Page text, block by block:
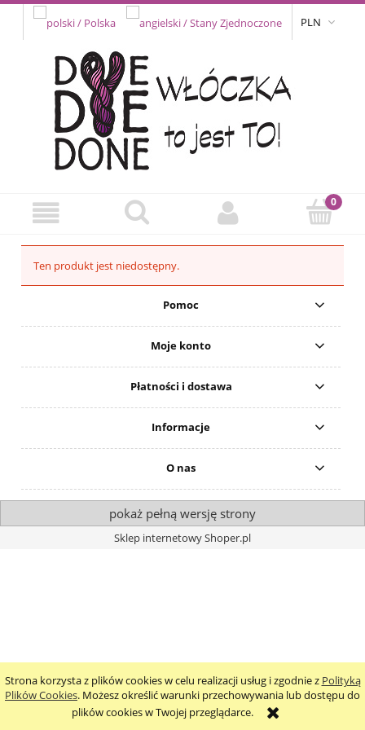
Strona korzysta z plików cookies w celu realizacji usług i zgodnie z Polityką
Plików Cookies. Możesz określić warunki przechowywania lub dostępu do
plików cookies w Twojej przeglądarce.
PLN
Ten produkt jest niedostępny.
Pomoc
Moje konto
Płatności i dostawa
Informacje
O nas
pokaż pełną wersję strony
Sklep internetowy Shoper.pl